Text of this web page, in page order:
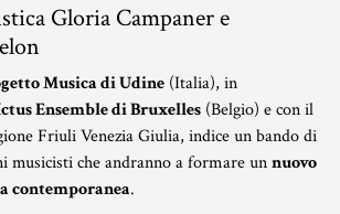
Gloria Campaner e
Musica di Udine (Italia), in
Ensemble di Bruxelles (Belgio) e con il
Friuli Venezia Giulia, indice un bando di
musicisti che andranno a formare unnuovo
contemporanea.